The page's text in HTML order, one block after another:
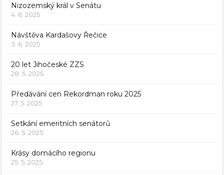
Nizozemský král v Senátu
4. 6. 2025
Návštěva Kardašovy Řečice
3. 6. 2025
20 let Jihočeské ZZS
28. 5. 2025
Předávání cen Rekordman roku 2025
27. 5. 2025
Setkání emeritních senátorů
26. 5. 2025
Krásy domácího regionu
25. 5. 2025